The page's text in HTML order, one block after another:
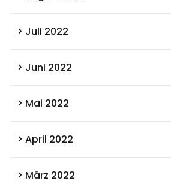
Juli 2022
Juni 2022
Mai 2022
April 2022
März 2022